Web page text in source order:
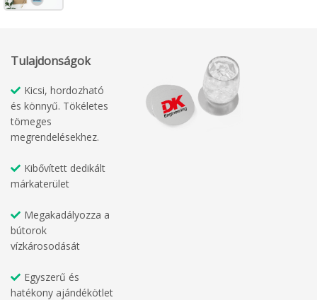
Tulajdonságok
Kicsi, hordozható
és könnyű. Tökéletes
tömeges
megrendelésekhez.
Kibővített dedikált
márkaterület
Megakadályozza a
bútorok
vízkárosodását
Egyszerű és
hatékony ajándékötlet